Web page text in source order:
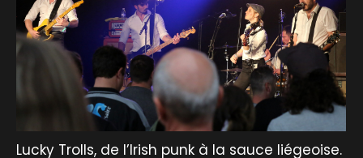
Lucky Trolls, de l’Irish punk à la sauce liégeoise.